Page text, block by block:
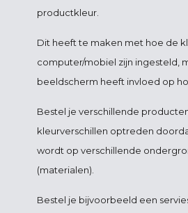
productkleur.
Dit heeft te maken met hoe de
computer/mobiel zijn ingesteld,
beeldscherm heeft invloed op
Bestel je verschillende
kleurverschillen optreden
wordt op verschillende
(materialen).
Bestel je bijvoorbeeld een